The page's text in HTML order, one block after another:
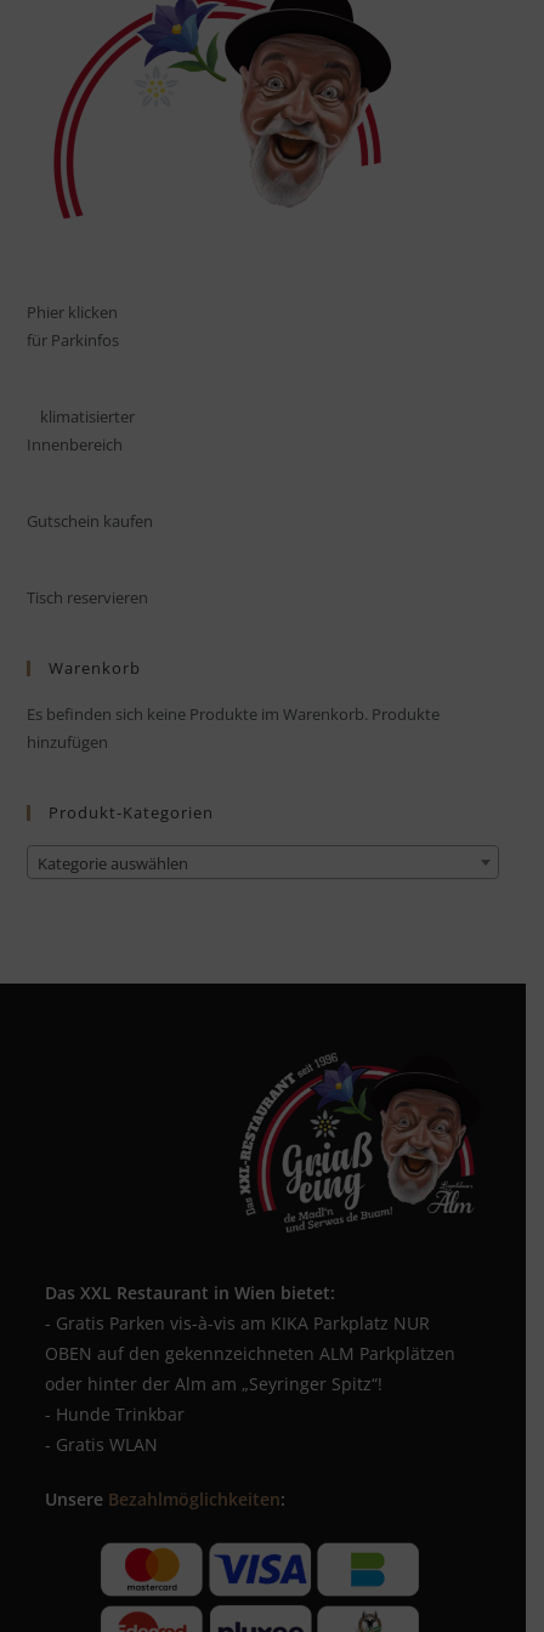
Phier klicken
für Parkinfos
klimatisierter
Innenbereich
Gutschein kaufen
Tisch reservieren
Warenkorb
Es befinden sich keine Produkte im Warenkorb. Produkte
hinzufügen
Produkt-Kategorien
Kategorie auswählen
Das XXL Restaurant in Wien bietet:
- Gratis Parken vis-à-vis am KIKA Parkplatz NUR
OBEN auf den gekennzeichneten ALM Parkplätzen
oder hinter der Alm am „Seyringer Spitz“!
- Hunde Trinkbar
- Gratis WLAN
Unsere Bezahlmöglichkeiten: